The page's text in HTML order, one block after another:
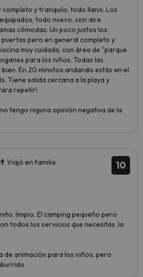
completo y tranquilo, todo llano. Los
todo nuevo, con aire
cómodas. Un poco justos los
pero en general completo y
muy cuidada, con área de "parque
para los niños. Todas las
En 20 minutos andando estás en el
Tiene salida cercana a la playa y
repetir!
tengo niguna opinión negativa de la
10
Viajó en familia
limpio. El camping pequeño pero
todos los servicios que necesitas ,la
de animación para los niños, pero